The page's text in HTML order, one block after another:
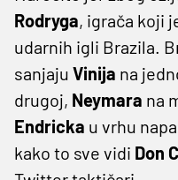
Rodryga, igrača koji
udarnih igli Brazila.
sanjaju Vinija na
drugoj, Neymara na
Endricka u vrhu
kako to sve vidi Don